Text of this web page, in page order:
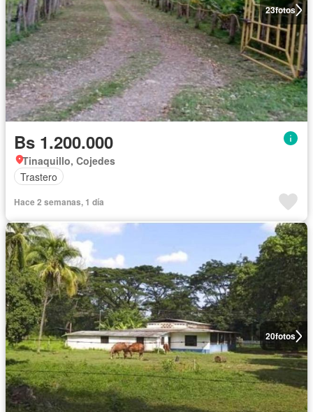
23fotos
Bs 1.200.000
Tinaquillo, Cojedes
Trastero
Hace 2 semanas, 1 día
20fotos